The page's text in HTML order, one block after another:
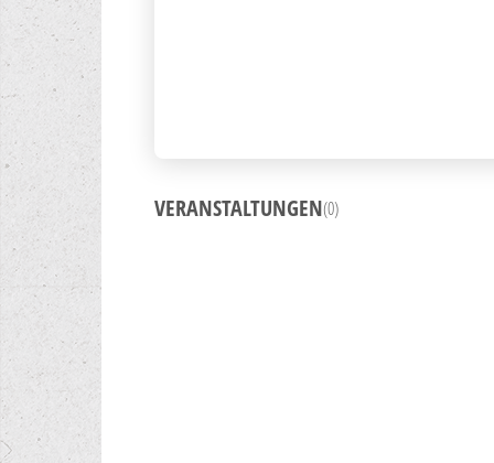
VERANSTALTUNGEN(0)